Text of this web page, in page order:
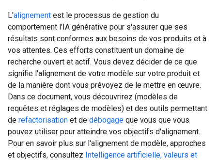
L'alignement est le processus de gestion du
comportement l'IA générative pour s'assurer que ses
résultats sont conformes aux besoins de vos produits et à
vos attentes. Ces efforts constituent un domaine de
recherche ouvert et actif. Vous devez décider de ce que
signifie l'alignement de votre modèle sur votre produit et
de la manière dont vous prévoyez de le mettre en œuvre.
Dans ce document, vous découvrirez (modèles de
requêtes et réglages de modèles) et des outils permettant
de refactorisation et de débogage que vous que vous
pouvez utiliser pour atteindre vos objectifs d'alignement.
Pour en savoir plus sur l'alignement de modèle, approches
et objectifs, consultez Intelligence artificielle, valeurs et